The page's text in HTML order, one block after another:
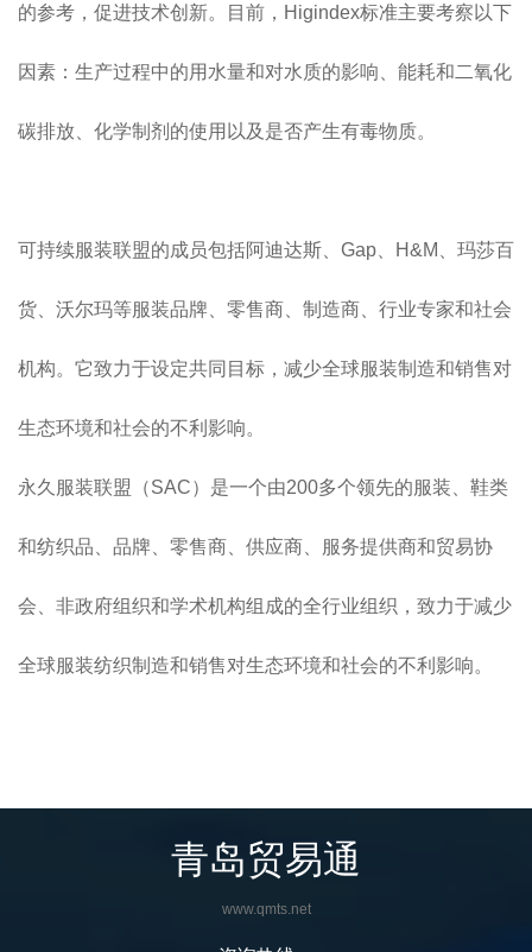
的参考，促进技术创新。目前，Higindex标准主要考察以下
因素：生产过程中的用水量和对水质的影响、能耗和二氧化
碳排放、化学制剂的使用以及是否产生有毒物质。
可持续服装联盟的成员包括阿迪达斯、Gap、H&M、玛莎百
货、沃尔玛等服装品牌、零售商、制造商、行业专家和社会
机构。它致力于设定共同目标，减少全球服装制造和销售对
生态环境和社会的不利影响。
永久服装联盟（SAC）是一个由200多个领先的服装、鞋类
和纺织品、品牌、零售商、供应商、服务提供商和贸易协
会、非政府组织和学术机构组成的全行业组织，致力于减少
全球服装纺织制造和销售对生态环境和社会的不利影响。
青岛贸易通
www.qmts.net